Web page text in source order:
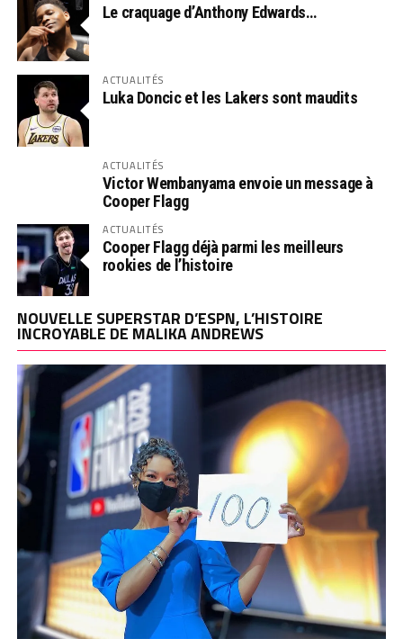
Le craquage d’Anthony Edwards…
ACTUALITÉS
Luka Doncic et les Lakers sont maudits
ACTUALITÉS
Victor Wembanyama envoie un message à
Cooper Flagg
ACTUALITÉS
Cooper Flagg déjà parmi les meilleurs
rookies de l’histoire
NOUVELLE SUPERSTAR D’ESPN, L’HISTOIRE
INCROYABLE DE MALIKA ANDREWS